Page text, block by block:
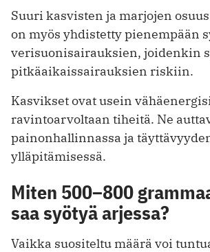
Suuri kasvisten ja marjojen
on myös yhdistetty pienempään
verisuonisairauksien, joidenkin
pitkäaikaissairauksien riskiin.
Kasvikset ovat usein
ravintoarvoltaan tiheitä. Ne
painonhallinnassa ja
ylläpitämisessä.
Miten 500–800
saa syötyä arjessa?
Vaikka suositeltu määrä voi